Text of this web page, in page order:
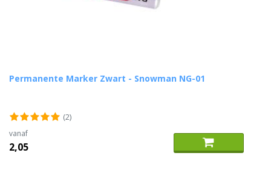
Permanente Marker Zwart - Snowman NG-01
(2)
vanaf
2,05